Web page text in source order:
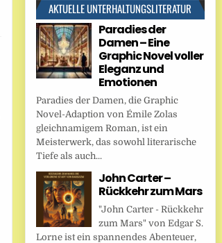
AKTUELLE UNTERHALTUNGSLITERATUR
Paradies der
Damen – Eine
Graphic Novel voller
Eleganz und
Emotionen
Paradies der Damen, die Graphic
Novel-Adaption von Émile Zolas
gleichnamigem Roman, ist ein
Meisterwerk, das sowohl literarische
Tiefe als auch...
John Carter –
Rückkehr zum Mars
"John Carter - Rückkehr
zum Mars" von Edgar S.
Lorne ist ein spannendes Abenteuer,